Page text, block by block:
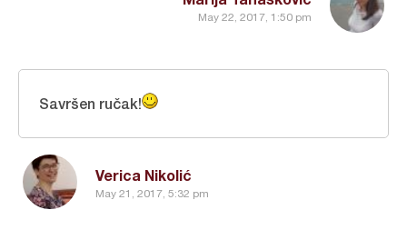
May 22, 2017, 1:50 pm
Verica Nikolić
May 21, 2017, 5:32 pm
Savršen ručak!